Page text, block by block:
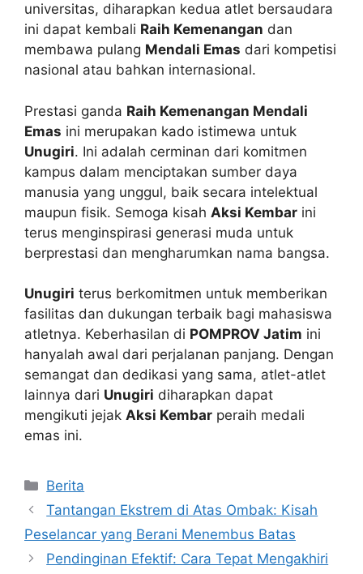
universitas, diharapkan kedua atlet bersaudara
ini dapat kembali Raih Kemenangan dan
membawa pulang Mendali Emas dari kompetisi
nasional atau bahkan internasional.
Prestasi ganda Raih Kemenangan Mendali
Emas ini merupakan kado istimewa untuk
Unugiri. Ini adalah cerminan dari komitmen
kampus dalam menciptakan sumber daya
manusia yang unggul, baik secara intelektual
maupun fisik. Semoga kisah Aksi Kembar ini
terus menginspirasi generasi muda untuk
berprestasi dan mengharumkan nama bangsa.
Unugiri terus berkomitmen untuk memberikan
fasilitas dan dukungan terbaik bagi mahasiswa
atletnya. Keberhasilan di POMPROV Jatim ini
hanyalah awal dari perjalanan panjang. Dengan
semangat dan dedikasi yang sama, atlet-atlet
lainnya dari Unugiri diharapkan dapat
mengikuti jejak Aksi Kembar peraih medali
emas ini.
Kategori
Berita
Tantangan Ekstrem di Atas Ombak: Kisah
Peselancar yang Berani Menembus Batas
Pendinginan Efektif: Cara Tepat Mengakhiri